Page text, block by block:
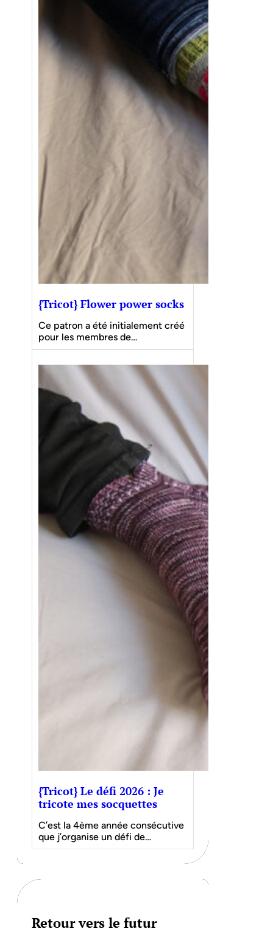
{Tricot} Flower power socks
Ce patron a été initialement créé
pour les membres de…
{Tricot} Le défi 2026 : Je
tricote mes socquettes
C’est la 4ème année consécutive
que j’organise un défi de…
Retour vers le futur